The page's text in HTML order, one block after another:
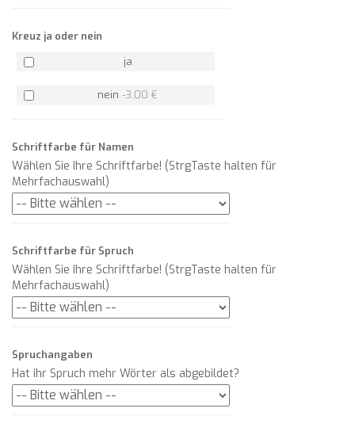
Kreuz ja oder nein
ja
nein-3,00 €
Schriftfarbe für Namen
Wählen Sie Ihre Schriftfarbe! (StrgTaste halten für
Mehrfachauswahl)
Schriftfarbe für Spruch
Wählen Sie Ihre Schriftfarbe! (StrgTaste halten für
Mehrfachauswahl)
Spruchangaben
Hat ihr Spruch mehr Wörter als abgebildet?